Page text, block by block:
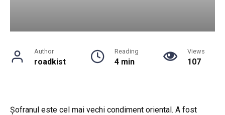
Author
roadkist
Reading
4 min
Views
107
Șofranul este cel mai vechi condiment oriental. A fost